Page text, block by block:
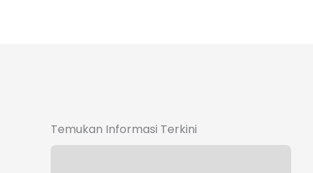
Temukan Informasi Terkini